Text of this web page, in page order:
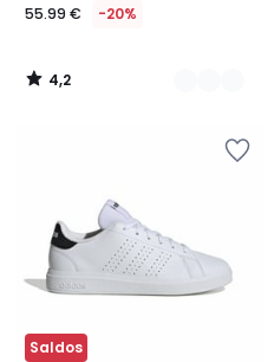
55.99 € -20%
4,2
/
Saldos